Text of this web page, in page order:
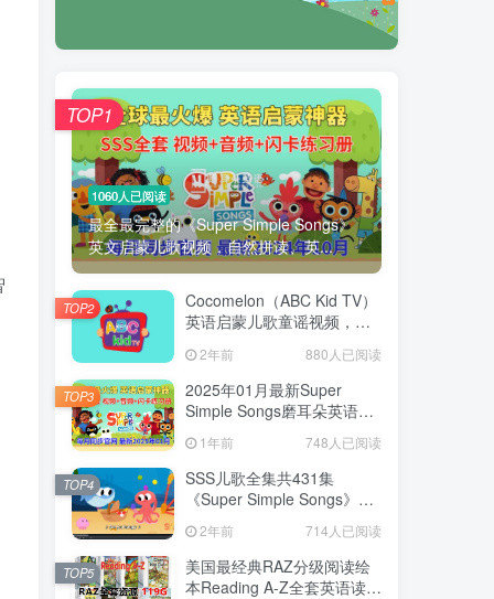
1060人已阅读
最全最完整的《Super Simple Songs》
英文启蒙儿歌视频，自然拼读、英...
TOP1
Cocomelon（ABC Kid TV）
英语启蒙儿歌童谣视频，全
文字幕，带音频MP3，百度
网盘下载！
2年前 880人已阅读
TOP2
2025年01月最新Super
Simple Songs磨耳朵英语入
1954集，1080P高清视频带
英文字幕，百度网盘下载！
1年前 748人已阅读
TOP3
SSS儿歌全集共431集
《Super Simple Songs》
+中英文字幕+配套音频
MP3，百度网盘下载！
2年前 714人已阅读
TOP4
美国最经典RAZ分级阅读绘
本Reading A-Z全套英语读物
TOP5